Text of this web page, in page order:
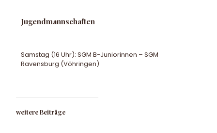
Jugendmannschaften
Samstag (16 Uhr): SGM B-Juniorinnen – SGM
Ravensburg (Vöhringen)
weitere Beiträge